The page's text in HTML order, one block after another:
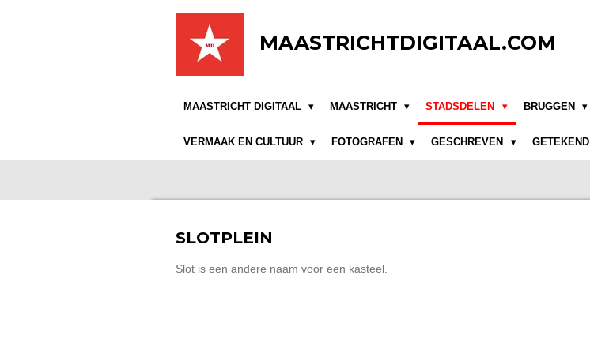
MAASTRICHTDIGITAAL.COM
MAASTRICHT DIGITAAL MAASTRICHT STADSDELEN BRUGGEN
VERMAAK EN CULTUUR FOTOGRAFEN GESCHREVEN GETEKEND
SLOTPLEIN
Slot is een andere naam voor een kasteel.